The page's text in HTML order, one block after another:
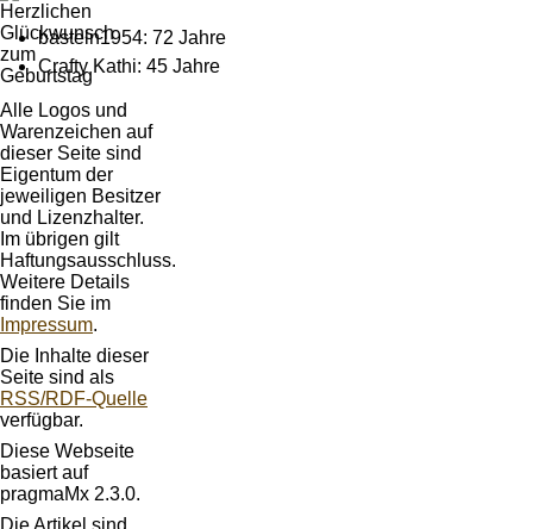
basteln1954: 72 Jahre
Crafty Kathi: 45 Jahre
Alle Logos und
Warenzeichen auf
dieser Seite sind
Eigentum der
jeweiligen Besitzer
und Lizenzhalter.
Im übrigen gilt
Haftungsausschluss.
Weitere Details
finden Sie im
Impressum.
Die Inhalte dieser
Seite sind als
RSS/RDF-Quelle
verfügbar.
Diese Webseite
basiert auf
pragmaMx 2.3.0.
Die Artikel sind